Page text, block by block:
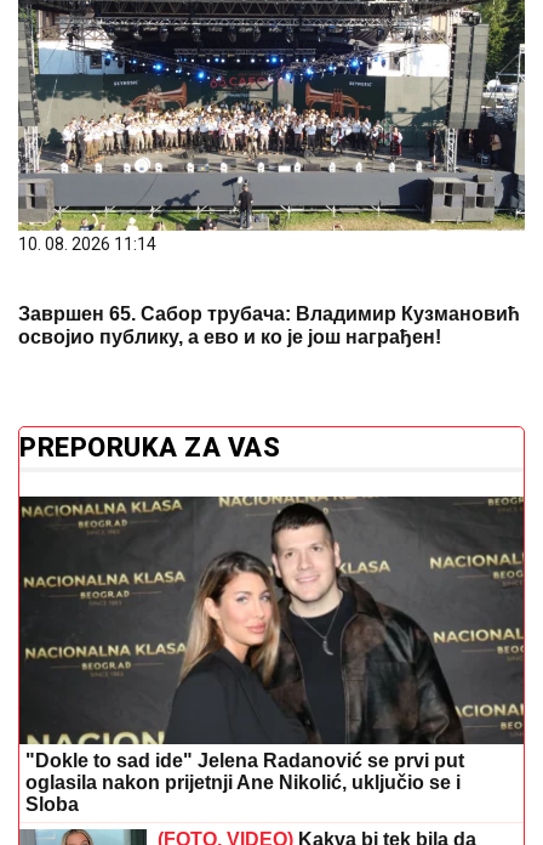
PREPORUKA ZA VAS
"Dokle to sad ide" Jelena Radanović se prvi put
oglasila nakon prijetnji Ane Nikolić, uključio se i
nema problem sa samopouzdanjem:
Najseksi Britanka u MINIJATURNOM
Lepa Brena i Boba iznajmljuju
luksuznu jahtu vrijednu 6 miliona eura:
Pogledajte koliko traže za najam